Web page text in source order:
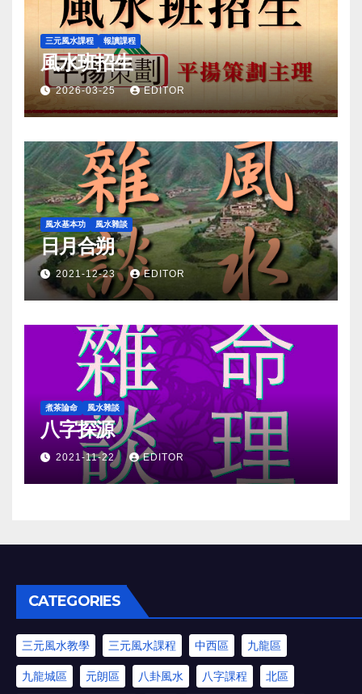
三元風水課程 報讀課程
風水班招生
2026-03-25 EDITOR
風水基本功 風水雜談
日月合朔
2021-12-23 EDITOR
煮茶論命 風水雜談
八字探源
2021-11-22 EDITOR
CATEGORIES
三元風水教學 三元風水課程 中西區 九龍區
九龍城區 元朗區 八卦風水 八字課程 北區